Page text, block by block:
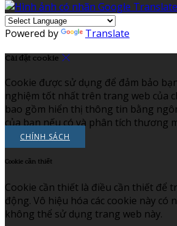
Powered by Translate
Cài đặt cookie
Cookie được sử dụng để đảm bảo
nghiệm tốt nhất trên trang web của
bao gồm hiển thị thông tin bằng
của bạn nếu có và phân tích thương
CHÍNH SÁCH
Cookie cần thiết
Cookie cần thiết là điều cần thiết để
động. Vô hiệu hóa các cookie này có
không thể sử dụng trang web này.